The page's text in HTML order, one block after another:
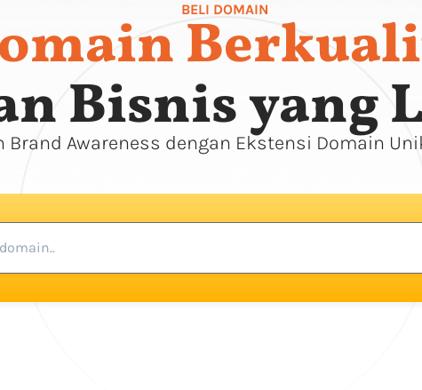
BELI DOMAIN
Bisnis yang
Brand Awareness dengan Ekstensi Domain